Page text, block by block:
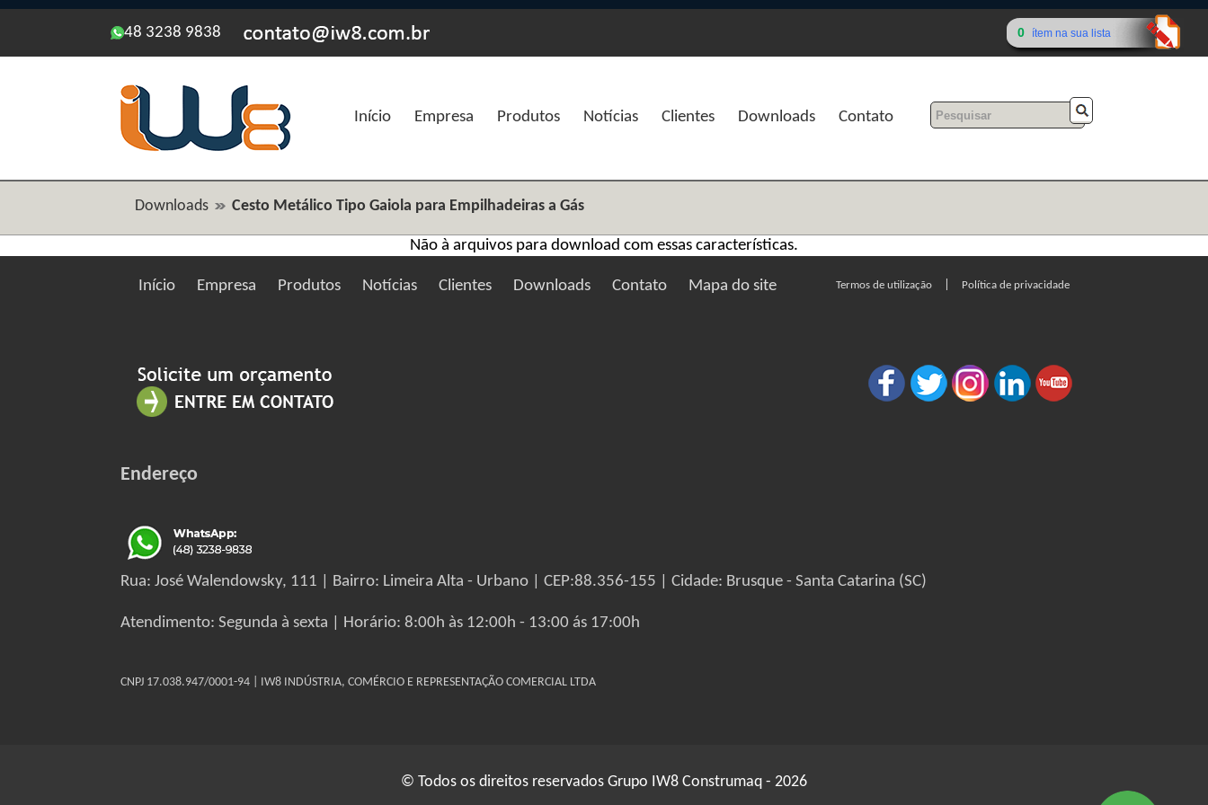
48 3238 9838 0 ítem na sua lista
Início Empresa Produtos Notícias Clientes Downloads Contato
Downloads Cesto Metálico Tipo Gaiola para Empilhadeiras a Gás
Não à arquivos para download com essas características.
Início Empresa Produtos Notícias Clientes Downloads Contato Mapa do site Termos de utilização Política de privacidade
Endereço
Rua: José Walendowsky, 111 | Bairro: Limeira Alta - Urbano | CEP:88.356-155 | Cidade: Brusque - Santa Catarina (SC)
Atendimento: Segunda à sexta | Horário: 8:00h às 12:00h - 13:00 ás 17:00h
CNPJ 17.038.947/0001-94 | IW8 INDÚSTRIA, COMÉRCIO E REPRESENTAÇÃO COMERCIAL LTDA
© Todos os direitos reservados Grupo IW8 Construmaq - 2026